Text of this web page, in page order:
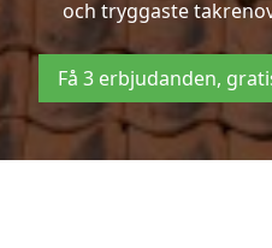
och tryggaste
Få 3 erbjudanden,